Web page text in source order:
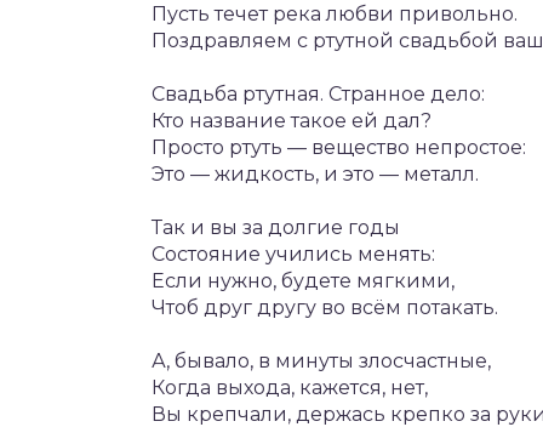
Пусть течет река любви привольно.
Поздравляем с ртутной свадьбой
Свадьба ртутная. Странное дело:
Кто название такое ей дал?
Просто ртуть — вещество непростое:
Это — жидкость, и это — металл.
Так и вы за долгие годы
Состояние учились менять:
Если нужно, будете мягкими,
Чтоб друг другу во всём потакать.
А, бывало, в минуты злосчастные,
Когда выхода, кажется, нет,
Вы крепчали, держась крепко за